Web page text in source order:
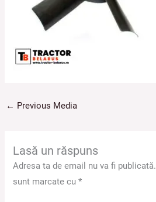
← Previous Media
Lasă un răspuns
Adresa ta de email nu va fi publicată.
sunt marcate cu*